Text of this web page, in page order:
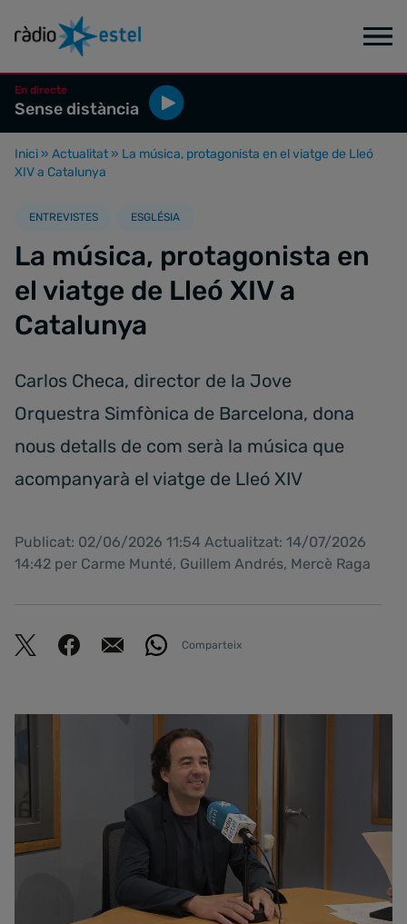
En directe
Sense distància
Inici » Actualitat » La música, protagonista en el viatge de Lleó
XIV a Catalunya
ENTREVISTES ESGLÉSIA
La música, protagonista en
el viatge de Lleó XIV a
Catalunya
Carlos Checa, director de la Jove
Orquestra Simfònica de Barcelona, dona
nous detalls de com serà la música que
acompanyarà el viatge de Lleó XIV
Publicat: 02/06/2026 11:54 Actualitzat: 14/07/2026
14:42 per Carme Munté, Guillem Andrés, Mercè Raga
Comparteix